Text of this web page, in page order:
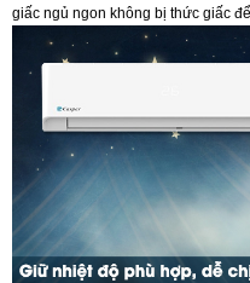
giấc ngủ ngon không bị thức giấc